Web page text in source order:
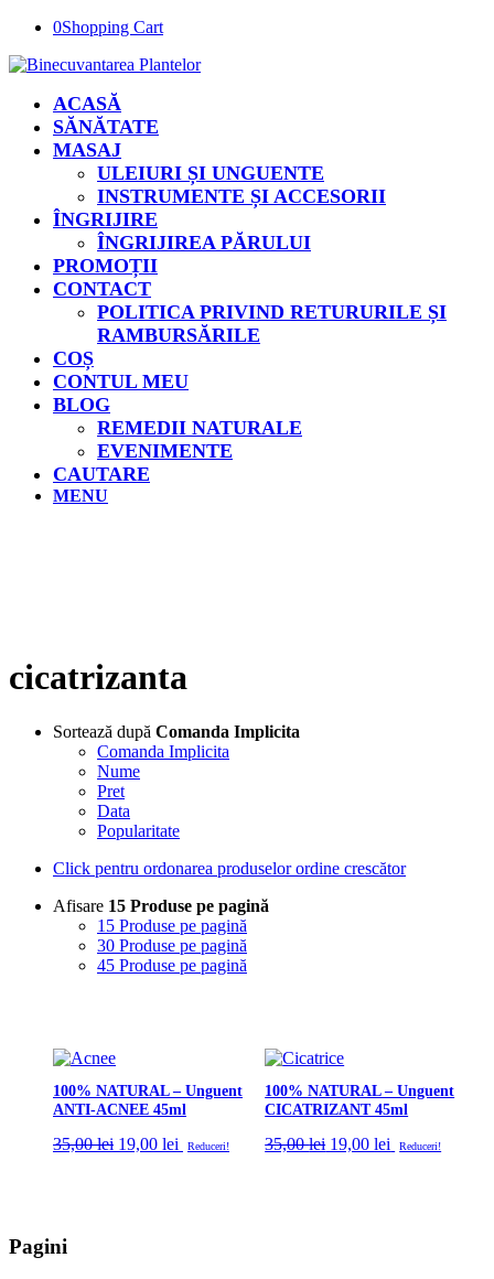
0Shopping Cart
ACASĂ
SĂNĂTATE
MASAJ
ULEIURI ȘI UNGUENTE
INSTRUMENTE ȘI ACCESORII
ÎNGRIJIRE
ÎNGRIJIREA PĂRULUI
PROMOȚII
CONTACT
POLITICA PRIVIND RETURURILE ȘI
RAMBURSĂRILE
COȘ
CONTUL MEU
BLOG
REMEDII NATURALE
EVENIMENTE
CAUTARE
MENU
cicatrizanta
Sortează după Comanda Implicita
Comanda Implicita
Nume
Pret
Data
Popularitate
Click pentru ordonarea produselor ordine crescător
Afisare 15 Produse pe pagină
15 Produse pe pagină
30 Produse pe pagină
45 Produse pe pagină
100% NATURAL – Unguent
ANTI-ACNEE 45ml
35,00lei Prețul
19,00 lei Prețul
Reduceri!
100% NATURAL – Unguent
CICATRIZANT 45ml
35,00lei Prețul
19,00lei Prețul
Reduceri!
Pagini